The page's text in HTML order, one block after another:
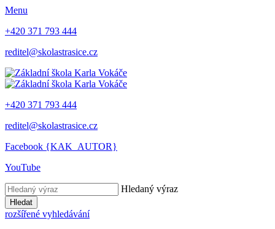
Menu
+420 371 793 444
reditel@skolastrasice.cz
+420 371 793 444
reditel@skolastrasice.cz
Facebook {KAK_AUTOR}
YouTube
Hledaný výraz
Hledat
rozšířené vyhledávání